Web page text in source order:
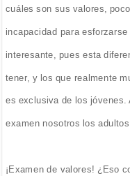
cuáles son sus valores,
incapacidad para
interesante, pues esta
tener, y los que realmente
es exclusiva de los jóvenes.
examen nosotros los
¡Examen de valores! ¿Eso